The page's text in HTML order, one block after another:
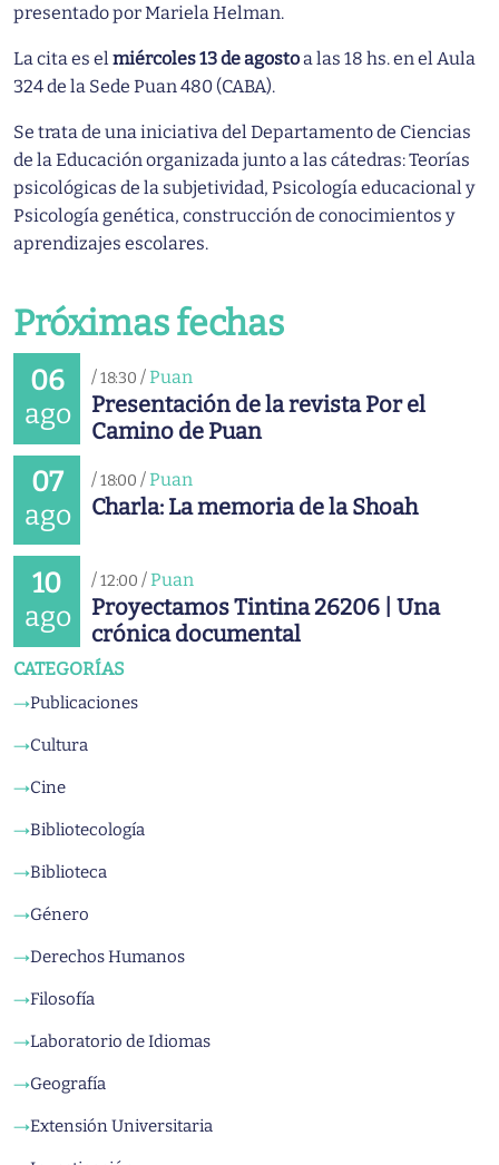
presentado por Mariela Helman.
La cita es elmiércoles 13 de agostoa las 18 hs. en el Aula
324 de la Sede Puan 480 (CABA).
Se trata de una iniciativa del Departamento de Ciencias
de la Educación organizada junto a las cátedras: Teorías
psicológicas de la subjetividad, Psicología educacional y
Psicología genética, construcción de conocimientos y
aprendizajes escolares.
Próximas fechas
06
ago
/18:30 /Puan
Presentación de la revista Por el
Camino de Puan
07
ago
/18:00 /Puan
Charla: La memoria de la Shoah
10
ago
/12:00 /Puan
Proyectamos Tintina 26206 | Una
crónica documental
CATEGORÍAS
→Publicaciones
→Cultura
→Cine
→Bibliotecología
→Biblioteca
→Género
→Derechos Humanos
→Filosofía
→Laboratorio de Idiomas
→Geografía
→Extensión Universitaria